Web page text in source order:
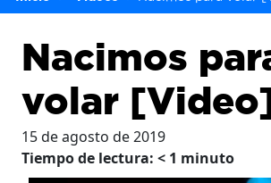
Nacimos
volar
15 de agosto de 2019
Tiempo de lectura: < 1 minuto